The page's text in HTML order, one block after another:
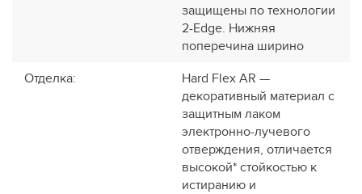
защищены по технологии
2-Edge. Нижняя
поперечина ширино
Отделка:
Hard Flex AR —
декоративный материал с
защитным лаком
электронно-лучевого
отверждения, отличается
высокой* стойкостью к
истиранию и